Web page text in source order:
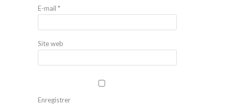
E-mail *
Site web
Enregistrer